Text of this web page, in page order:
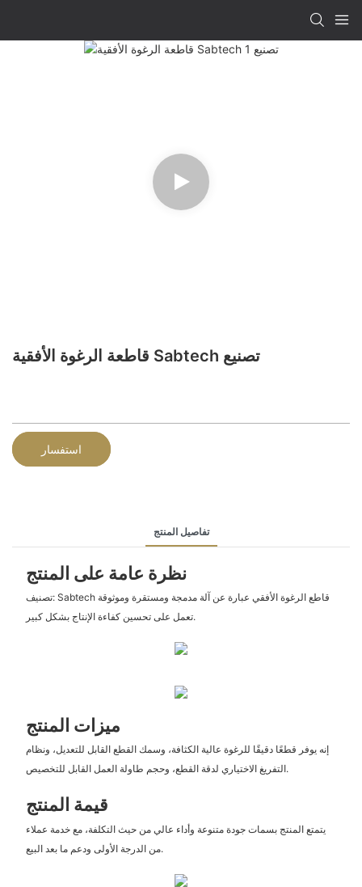
قاطعة الرغوة الأفقية Sabtech تصنيع
استفسار
تفاصيل المنتج
نظرة عامة على المنتج
تصنيف: Sabtech قاطع الرغوة الأفقي عبارة عن آلة مدمجة ومستقرة وموثوقة
تعمل على تحسين كفاءة الإنتاج بشكل كبير.
ميزات المنتج
إنه يوفر قطعًا دقيقًا للرغوة عالية الكثافة، وسمك القطع القابل للتعديل، ونظام
التفريغ الاختياري لدقة القطع، وحجم طاولة العمل القابل للتخصيص.
قيمة المنتج
يتمتع المنتج بسمات جودة متنوعة وأداء عالي من حيث التكلفة، مع خدمة عملاء
من الدرجة الأولى ودعم ما بعد البيع.